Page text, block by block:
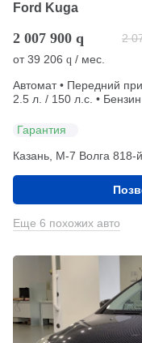
Ford Kuga
2 007 900 q 2
от39 206 q / мес.
Автомат • Передний
2.5 л. / 150 л.с. • Бензин
Гарантия
Казань, М-7 Волга
Еще 6 похожих авто